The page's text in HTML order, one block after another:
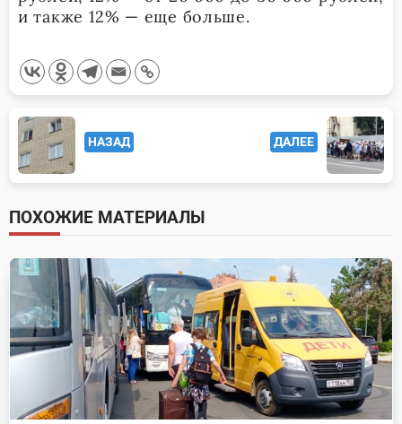
и также 12% — еще больше.
<span
class="nav-
subtitle
screen-
reader-
text">Page</span>
НАЗАД ДАЛЕЕ
ПОХОЖИЕ МАТЕРИАЛЫ